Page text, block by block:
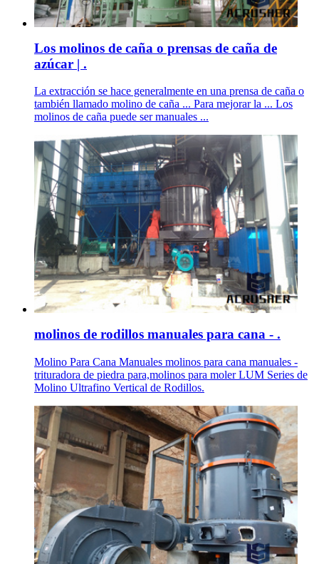
Los molinos de caña o prensas de caña de
azúcar | .
La extracción se hace generalmente en una prensa de caña o
también llamado molino de caña ... Para mejorar la ... Los
molinos de caña puede ser manuales ...
molinos de rodillos manuales para cana - .
Molino Para Cana Manuales molinos para cana manuales -
trituradora de piedra para,molinos para moler LUM Series de
Molino Ultrafino Vertical de Rodillos.